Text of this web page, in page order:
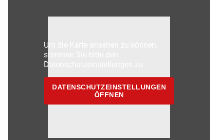
Um die Karte ansehen zu können,
stimmen Sie bitte den
Datenschutzeinstellungen zu.
DATENSCHUTZEINSTELLUNGEN
ÖFFNEN